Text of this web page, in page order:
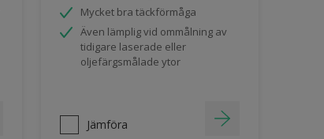
Mycket bra täckförmåga
Även lämplig vid ommålning av
tidigare laserade eller
oljefärgsmålade ytor
Jämföra